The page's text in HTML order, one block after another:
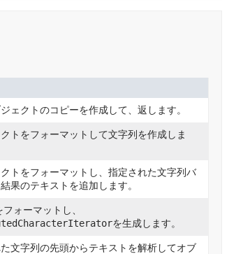
ェクトのコピーを作成して、返します。
トをフォーマットして文字列を作成しま
トをフォーマットし、指定された文字列バ
果のテキストを追加します。
ォーマットし、
を生成します。
文字列の先頭からテキストを解析してオブ